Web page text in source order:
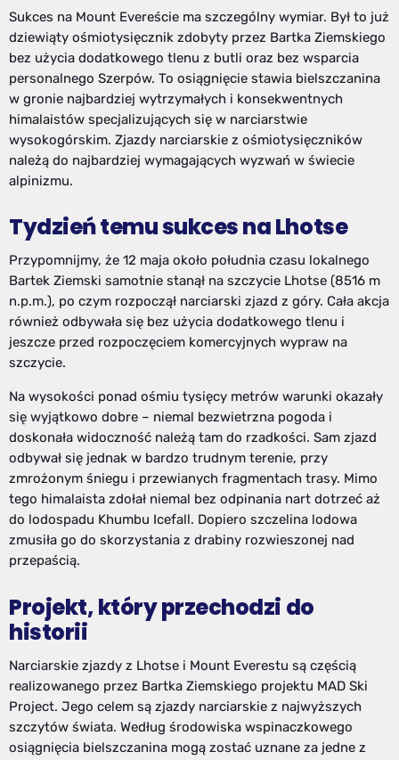
Sukces na Mount Evereście ma szczególny wymiar. Był to już
dziewiąty ośmiotysięcznik zdobyty przez Bartka Ziemskiego
bez użycia dodatkowego tlenu z butli oraz bez wsparcia
personalnego Szerpów. To osiągnięcie stawia bielszczanina
w gronie najbardziej wytrzymałych i konsekwentnych
himalaistów specjalizujących się w narciarstwie
wysokogórskim. Zjazdy narciarskie z ośmiotysięczników
należą do najbardziej wymagających wyzwań w świecie
alpinizmu.
Tydzień temu sukces na Lhotse
Przypomnijmy, że 12 maja około południa czasu lokalnego
Bartek Ziemski samotnie stanął na szczycie Lhotse (8516 m
n.p.m.), po czym rozpoczął narciarski zjazd z góry. Cała akcja
również odbywała się bez użycia dodatkowego tlenu i
jeszcze przed rozpoczęciem komercyjnych wypraw na
szczycie.
Na wysokości ponad ośmiu tysięcy metrów warunki okazały
się wyjątkowo dobre – niemal bezwietrzna pogoda i
doskonała widoczność należą tam do rzadkości. Sam zjazd
odbywał się jednak w bardzo trudnym terenie, przy
zmrożonym śniegu i przewianych fragmentach trasy. Mimo
tego himalaista zdołał niemal bez odpinania nart dotrzeć aż
do lodospadu Khumbu Icefall. Dopiero szczelina lodowa
zmusiła go do skorzystania z drabiny rozwieszonej nad
przepaścią.
Projekt, który przechodzi do
historii
Narciarskie zjazdy z Lhotse i Mount Everestu są częścią
realizowanego przez Bartka Ziemskiego projektu MAD Ski
Project. Jego celem są zjazdy narciarskie z najwyższych
szczytów świata. Według środowiska wspinaczkowego
osiągnięcia bielszczanina mogą zostać uznane za jedne z